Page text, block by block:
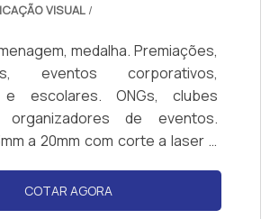
VISUAL /
medalha. Premiações,
eventos corporativos,
escolares. ONGs, clubes
organizadores de eventos.
a 20mm com corte a laser e
moderno, leve, elegante e
exclusivos, cortes
COTAR AGORA